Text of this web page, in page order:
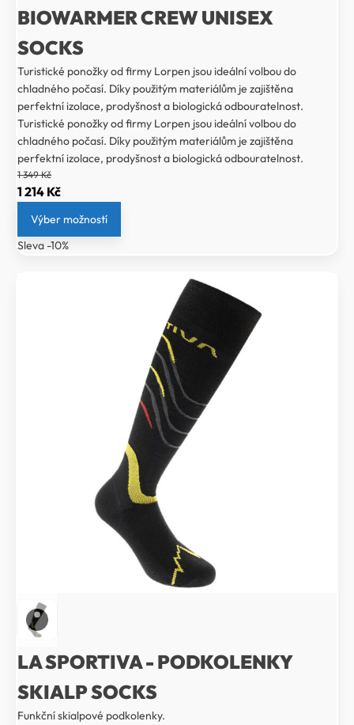
BIOWARMER CREW UNISEX
SOCKS
Turistické ponožky od firmy Lorpen jsou ideální volbou do
chladného počasí. Díky použitým materiálům je zajištěna
perfektní izolace, prodyšnost a biologická odbouratelnost.
Turistické ponožky od firmy Lorpen jsou ideální volbou do
chladného počasí. Díky použitým materiálům je zajištěna
perfektní izolace, prodyšnost a biologická odbouratelnost.
1 349Kč
Původní
cena
byla:
1
1 214 KčAktuální
cena
1
Výber možností
Sleva -10%
LA SPORTIVA - PODKOLENKY
SKIALP SOCKS
Funkční skialpové podkolenky.